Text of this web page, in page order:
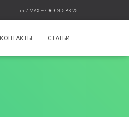
Тел / MAX +7-969-205-83-25
КОНТАКТЫ СТАТЬИ